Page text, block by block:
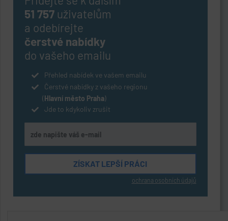
51 757uživatelům
a odebírejte
čerstvé nabídky
do vašeho emailu
Přehled nabídek ve vašem emailu
Čerstvé nabídky z vašeho regionu
(Hlavní město Praha)
Jde to kdykoliv zrušit
ochrana osobních údajů